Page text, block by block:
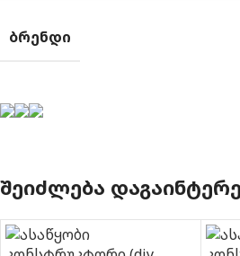
ᲑᲠᲔᲜᲓᲘ
ᲨᲔᲘᲫᲚᲔᲑᲐ